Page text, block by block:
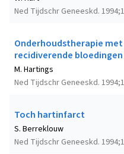
Ned Tijdschr Geneeskd.
Onderhoudstherapie
recidiverende
Ned Tijdschr Geneeskd.
M. Hartings
Toch hartinfarct
Ned Tijdschr Geneeskd.
S. Berreklouw